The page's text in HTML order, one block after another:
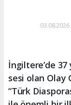
İngiltere’de
sesi olan Olay
“Türk